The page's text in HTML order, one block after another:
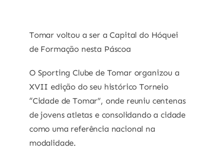
Tomar voltou a ser a Capital do Hóquei
de Formação nesta Páscoa
O Sporting Clube de Tomar organizou a
XVII edição do seu histórico Torneio
“Cidade de Tomar”, onde reuniu centenas
de jovens atletas e consolidando a cidade
como uma referência nacional na
modalidade.